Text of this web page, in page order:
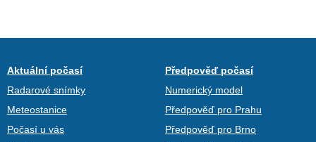
Aktuální počasí
Radarové snímky
Meteostanice
Počasí u vás
Předpověď počasí
Numerický model
Předpověď pro Prahu
Předpověď pro Brno